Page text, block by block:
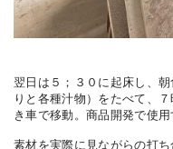
翌日は５；３０に起床し、
りと各種汁物）をたべて、
き車で移動。 商品開発で使用
素材を実際に見ながらの打